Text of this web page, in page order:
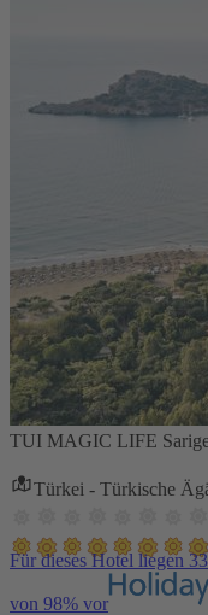
TUI MAGIC LIFE
Türkei - Türkische
Für dieses Hotel liegen
von 98% vor